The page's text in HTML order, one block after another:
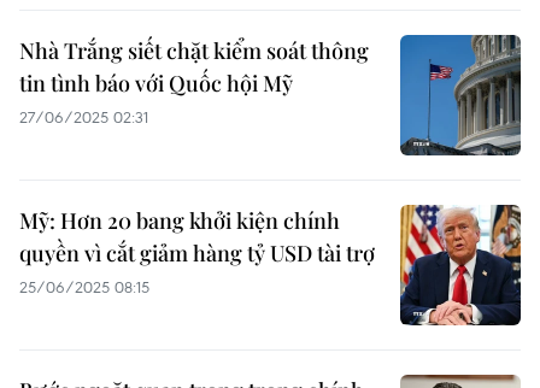
Nhà Trắng siết chặt kiểm soát thông
tin tình báo với Quốc hội Mỹ
27/06/2025 02:31
Mỹ: Hơn 20 bang khởi kiện chính
quyền vì cắt giảm hàng tỷ USD tài trợ
25/06/2025 08:15